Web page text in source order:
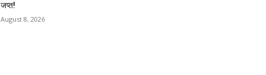
जप्त!
August 8, 2026